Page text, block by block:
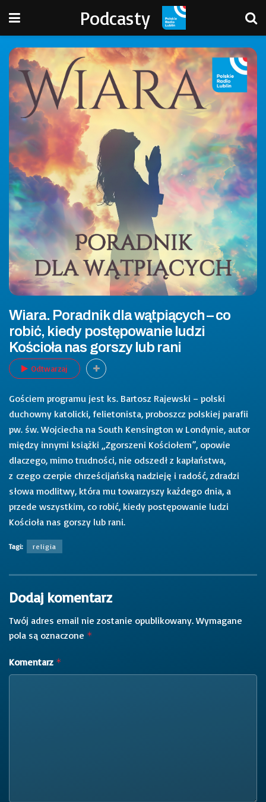
Podcasty
Wiara. Poradnik dla wątpiących – co
robić, kiedy postępowanie ludzi
Kościoła nas gorszy lub rani
Odtwarzaj
Gościem programu jest ks. Bartosz Rajewski – polski
duchowny katolicki, felietonista, proboszcz polskiej parafii
pw. św. Wojciecha na South Kensington w Londynie, autor
między innymi książki „Zgorszeni Kościołem”, opowie
dlaczego, mimo trudności, nie odszedł z kapłaństwa,
z czego czerpie chrześcijańską nadzieję i radość, zdradzi
słowa modlitwy, która mu towarzyszy każdego dnia, a
przede wszystkim, co robić, kiedy postępowanie ludzi
Kościoła nas gorszy lub rani.
Tagi: religia
Dodaj komentarz
Twój adres email nie zostanie opublikowany. Wymagane
pola są oznaczone *
Komentarz *